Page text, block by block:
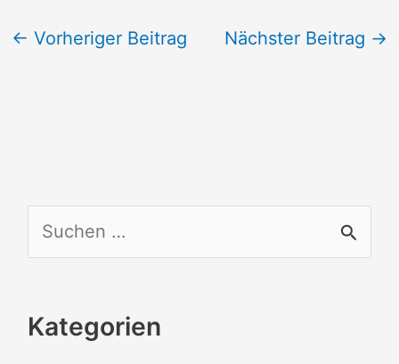
← Vorheriger Beitrag Nächster Beitrag →
u
h
Kategorien